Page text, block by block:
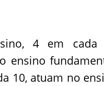
4 em cada
ensino
10, atuam no